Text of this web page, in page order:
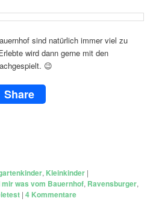
sind natürlich immer viel zu
wird dann gerne mit den
😉
Share
, Kleinkinder |
mir was vom Bauernhof, Ravensburger,
|4 Kommentare